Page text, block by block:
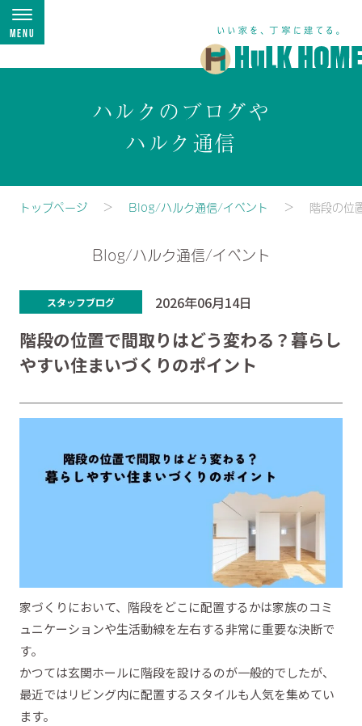
Menu
ハルクのブログや
ハルク通信
トップページ Blog/ハルク通信/イベント 階段の位
Blog/ハルク通信/イベント
スタッフブログ 2026年06月14日
階段の位置で間取りはどう変わる？暮らし
やすい住まいづくりのポイント
家づくりにおいて、階段をどこに配置するかは家族のコミ
ュニケーションや生活動線を左右する非常に重要な決断で
す。
かつては玄関ホールに階段を設けるのが一般的でしたが、
最近ではリビング内に配置するスタイルも人気を集めてい
ます。